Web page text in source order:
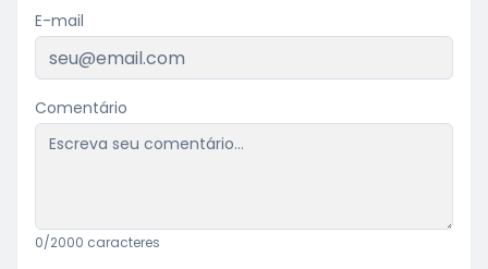
E-mail
Comentário
0/2000 caracteres